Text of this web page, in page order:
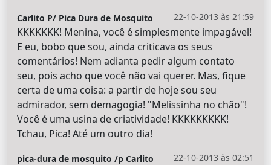
22-10-2013 às 21:59
Carlito P/ Pica Dura de Mosquito
KKKKKKK! Menina, você é simplesmente impagável!
E eu, bobo que sou, ainda criticava os seus
comentários! Nem adianta pedir algum contato
seu, pois acho que você não vai querer. Mas, fique
certa de uma coisa: a partir de hoje sou seu
admirador, sem demagogia! "Melissinha no chão"!
Você é uma usina de criatividade! KKKKKKKKK!
Tchau, Pica! Até um outro dia!
22-10-2013 às 02:51
pica-dura de mosquito /p Carlito